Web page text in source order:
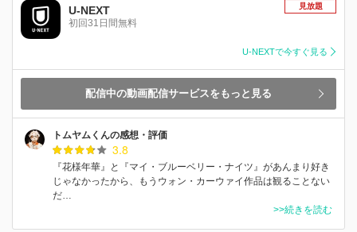
U-NEXT
初回31日間無料
見放題
U-NEXTで今すぐ見る
配信中の動画配信サービスをもっと見る
トムヤムくんの感想・評価
3.8
『花様年華』と『マイ・ブルーベリー・ナイツ』があんまり好き
じゃなかったから、もうウォン・カーウァイ作品は観ることない
だ…
>>続きを読む